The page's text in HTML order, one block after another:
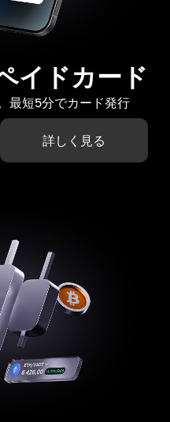
イドカード
最短5分でカード発行
詳しく見る